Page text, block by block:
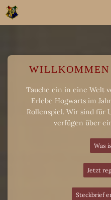
WILLKOMMEN
Tauche ein in eine Welt
Erlebe Hogwarts im
Rollenspiel. Wir sind für
verfügen über
Was
Jetzt
Steckbrief